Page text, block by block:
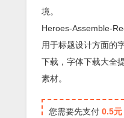
境。
Heroes-Assemble-
用于标题设计方面的
下载，字体下载大全
素材。
您需要先支付 0.5元